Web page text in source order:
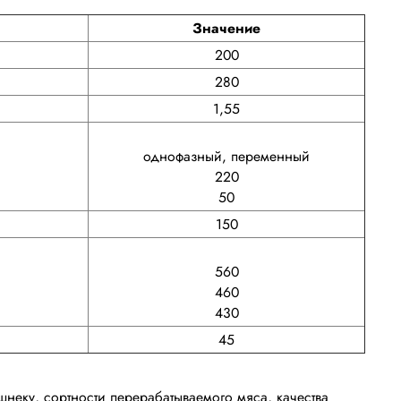
Значение
200
280
1,55
однофазный, переменный
220
50
150
560
460
430
45